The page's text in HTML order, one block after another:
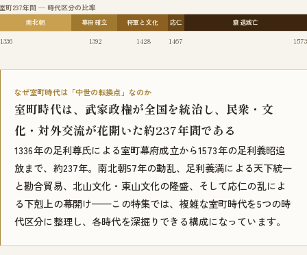
町237年間 ─ 時代区分の比率
南北朝 幕府確立 将軍と文化 応仁 衰退滅亡
1336 1392 1428 1467 1573
なぜ室町時代は「中世の転換点」なのか
室町時代は、武家政権が全国を統治し、民衆・文
化・対外交流が花開いた約237年間である
1336年の足利尊氏による室町幕府成立から1573年の足利義昭追
放まで、約237年。南北朝57年の動乱、足利義満による天下統一
と勘合貿易、北山文化・東山文化の隆盛、そして応仁の乱によ
る下剋上の幕開け——この特集では、複雑な室町時代を5つの時
代区分に整理し、各時代を深掘りできる構成になっています。